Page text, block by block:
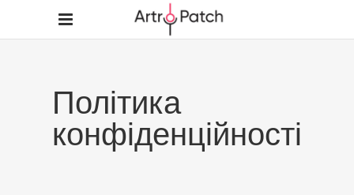
Політика
конфіденційності